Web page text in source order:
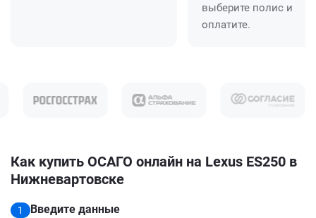
выберите полис и
оплатите.
Как купить ОСАГО онлайн на Lexus ES250 в
Нижневартовске
1
Введите данные